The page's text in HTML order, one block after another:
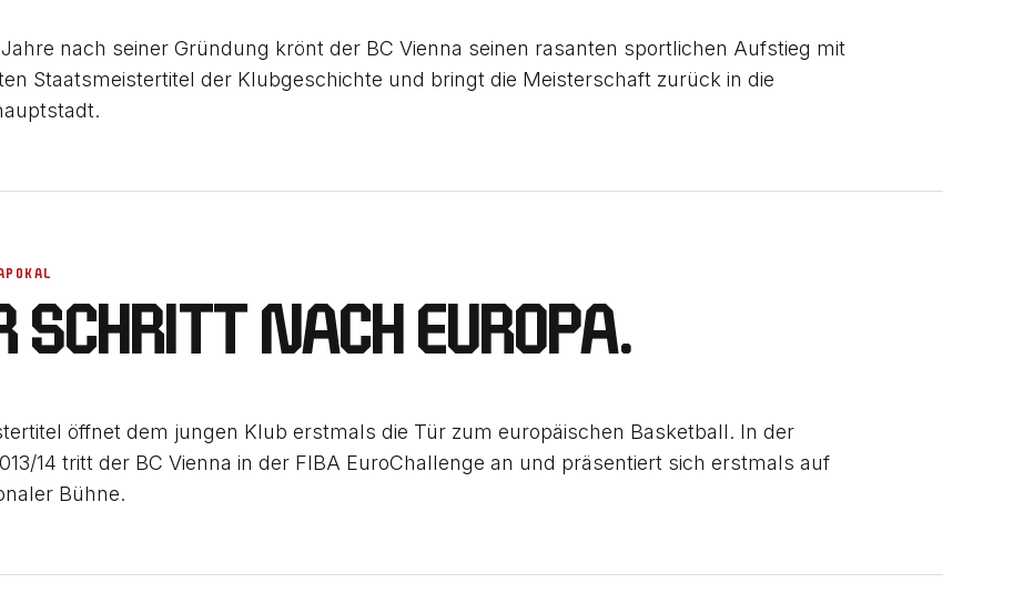
nach seiner Gründung krönt der BC Vienna seinen rasanten sportlichen Aufstieg mit
Staatsmeistertitel der Klubgeschichte und bringt die Meisterschaft zurück in die
SCHRITT NACH EUROPA.
öffnet dem jungen Klub erstmals die Tür zum europäischen Basketball. In der
14 tritt der BC Vienna in der FIBA EuroChallenge an und präsentiert sich erstmals auf
Bühne.